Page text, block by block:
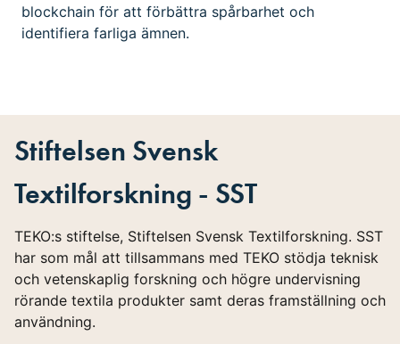
blockchain för att förbättra spårbarhet och
identifiera farliga ämnen.
Stiftelsen Svensk
Textilforskning - SST
TEKO:s stiftelse, Stiftelsen Svensk Textilforskning. SST
har som mål att tillsammans med TEKO stödja teknisk
och vetenskaplig forskning och högre undervisning
rörande textila produkter samt deras framställning och
användning.